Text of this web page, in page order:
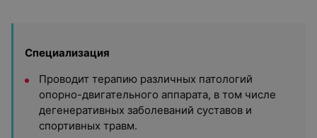
Специализация
Проводит терапию различных патологий
опорно-двигательного аппарата, в том числе
дегенеративных заболеваний суставов и
спортивных травм.